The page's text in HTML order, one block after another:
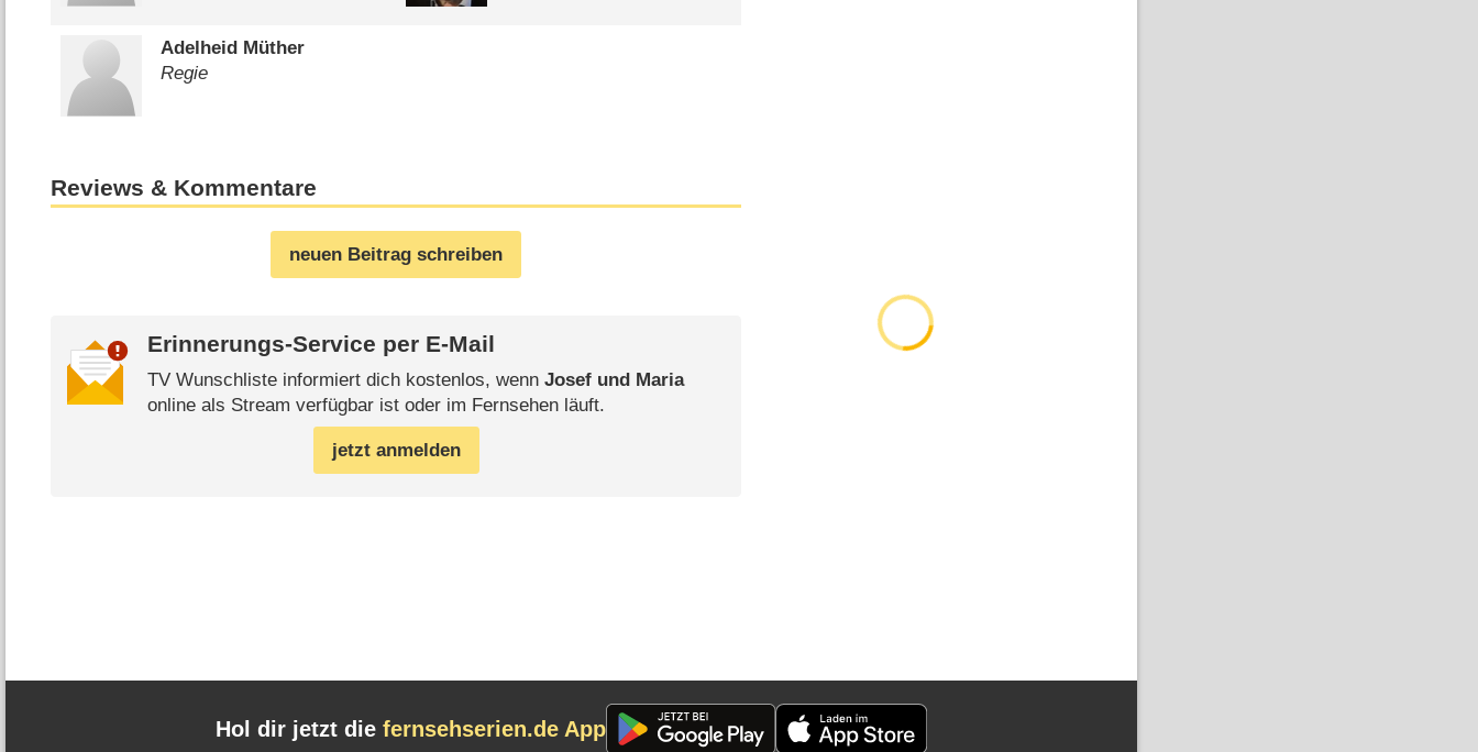
Adelheid Müther
Regie
Reviews & Kommentare
neuen Beitrag schreiben
Erinnerungs-Service per E-Mail
TV Wunschliste informiert dich kostenlos, wenn Josef und Maria
online als Stream verfügbar ist oder im Fernsehen läuft.
jetzt anmelden
Hol dir jetzt die fernsehserien.de App